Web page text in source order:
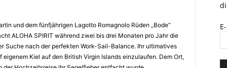
und dem fünfjährigen Lagotto Romagnolo Rüden „Bode“
ALOHA SPIRIT während zwei bis drei Monaten pro Jahr die
Suche nach der perfekten Work-Sail-Balance. Ihr ultimatives
eigenem Kiel auf den British Virgin Islands einzulaufen. Dem Ort,